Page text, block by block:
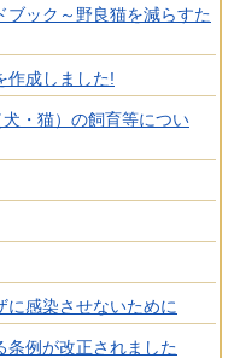
ブック～野良猫を減らすた
作成しました!
・猫）の飼育等につい
に感染させないために
条例が改正されました